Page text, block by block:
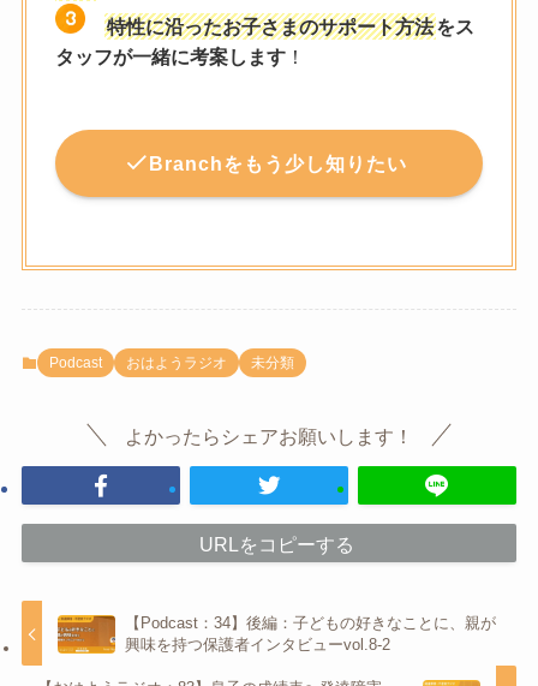
特性に沿ったお子さまのサポート方法をス
タッフが一緒に考案します ！
Branchをもう少し知りたい
Podcast おはようラジオ 未分類
よかったらシェアお願いします！
URLをコピーする
【Podcast：34】後編：子どもの好きなことに、親が
興味を持つ保護者インタビューvol.8-2